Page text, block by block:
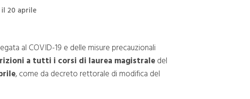
20 aprile
al COVID-19 e delle misure precauzionali
a tutti i corsi di laurea magistrale del
, come da decreto rettorale di modifica del